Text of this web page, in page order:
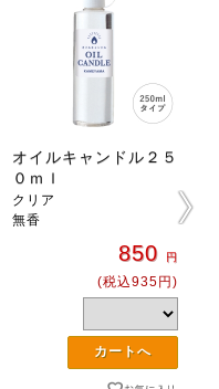
オイルキャンドル２５
０ｍｌ
クリア
無香
850 円
(税込935円)